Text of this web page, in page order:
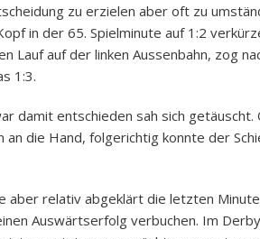
zu erzielen aber oft zu
in der 65. Spielminute auf 1:2
Lauf auf der linken Aussenbahn, zog
1:3.
damit entschieden sah sich
an die Hand, folgerichtig konnte der
aber relativ abgeklärt die letzten
Auswärtserfolg verbuchen. Im